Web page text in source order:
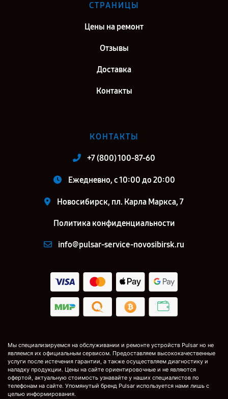
СТРАНИЦЫ
Цены на ремонт
Отзывы
Доставка
Контакты
КОНТАКТЫ
+7 (800) 100-87-60
Ежедневно, с 10:00 до 20:00
Новосибирск, пл. Карла Маркса, 7
Политика конфиденциальности
info@pulsar-service-novosibirsk.ru
Мы специализируемся на обслуживании и ремонте устройств Pulsar но не
являемся их официальным сервисом. Предоставляем высококачественные
услуги после истечения гарантии, а также осуществляем диагностику и
наладку продукции. Цены на сайте ориентировочные и не являются
офертой, актуальную стоимость узнавайте у наших специалистов по
телефонам на сайте. Упомянутый бренд Pulsar используется нами лишь с
целью информирования.